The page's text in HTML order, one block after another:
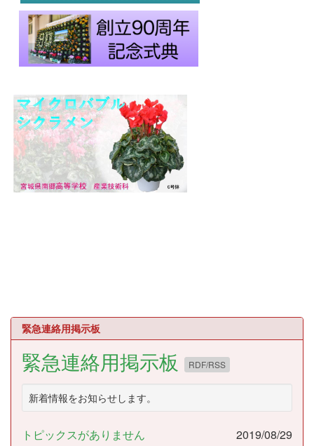
緊急連絡用掲示板
緊急連絡用掲示板 RDF/RSS
新着情報をお知らせします。
トピックスがありません 2019/08/29